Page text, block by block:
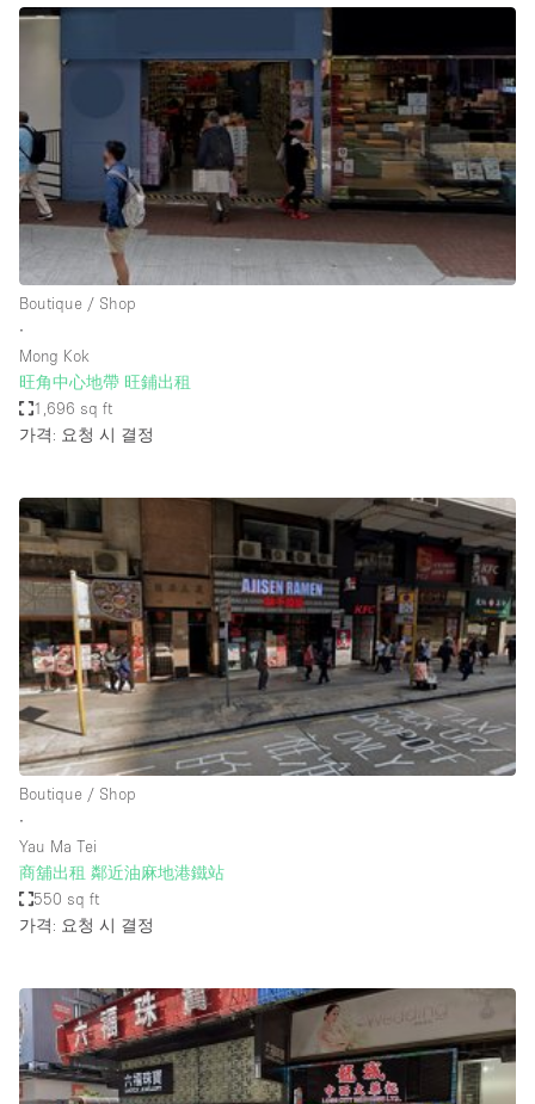
Photo / Filming Studio
Restaurant / Bar / Cafe
Rooftop
Salon
Shop Share
Stall / Market Stall
Unique Space
Warehouse
공간 기능
Air Conditioning
Animals Friendly
Bar
Bathroom
Car Display
Concierge
Counters
Daylight
Electricity
Elevator
Furniture
Garden
Garment Rack
Boutique / Shop
∙
Mong Kok
旺角中心地帶 旺鋪出租
1,696 sq ft
가격: 요청 시 결정
Boutique / Shop
∙
Yau Ma Tei
商舖出租 鄰近油麻地港鐵站
550 sq ft
가격: 요청 시 결정